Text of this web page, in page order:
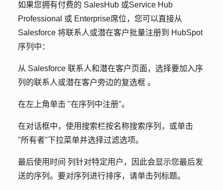
如果您拥有付费的 SalesHub 或Service Hub
Professional 或 Enterprise席位，您可以直接从
Salesforce 将联系人或潜在客户批量注册到 HubSpot
序列中：
从 Salesforce 联系人和潜在客户页面，选择要加入序
列的联系人或潜在客户旁边的复选框 。
在左上角单击 "在序列中注册"。
在对话框中，使用搜索栏按名称搜索序列，或单击
"所有者"下拉菜单并选择过滤选项。
最后使用时间 列针对特定用户，因此会显示您最后发
送的序列。要对序列进行排序，请单击列标题。